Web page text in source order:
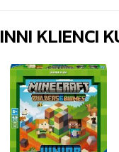
INNI KLIENCI